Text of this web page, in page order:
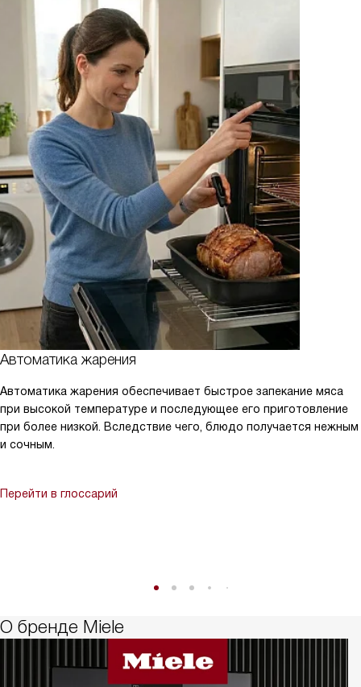
Автоматика жарения
Автоматика жарения обеспечивает быстрое запекание мяса
при высокой температуре и последующее его приготовление
при более низкой. Вследствие чего, блюдо получается нежным
и сочным.
Перейти в глоссарий
О бренде Miele